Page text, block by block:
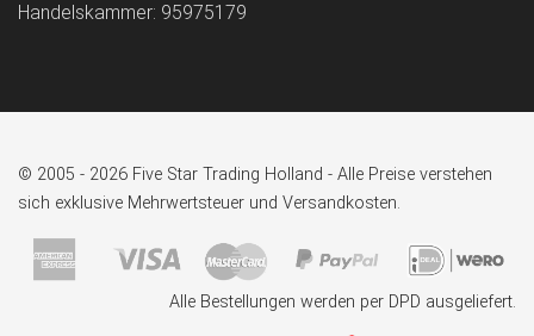
Handelskammer: 95975179
© 2005 - 2026 Five Star Trading Holland - Alle Preise verstehen
sich exklusive Mehrwertsteuer und Versandkosten.
Alle Bestellungen werden per DPD ausgeliefert.